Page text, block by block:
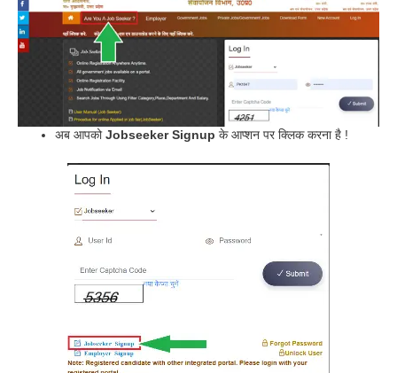
अब आपकोJobseeker Signup के आप्शन पर क्लिक करना है !